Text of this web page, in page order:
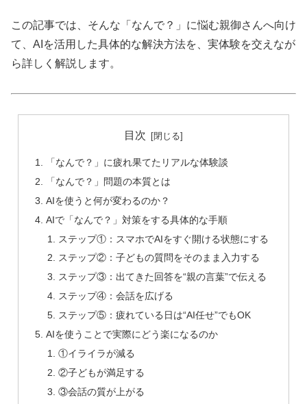
この記事では、そんな「なんで？」に悩む親御さんへ向け
て、AIを活用した具体的な解決方法を、実体験を交えなが
ら詳しく解説します。
目次
「なんで？」に疲れ果てたリアルな体験談
「なんで？」問題の本質とは
AIを使うと何が変わるのか？
AIで「なんで？」対策をする具体的な手順
ステップ①：スマホでAIをすぐ開ける状態にする
ステップ②：子どもの質問をそのまま入力する
ステップ③：出てきた回答を“親の言葉”で伝える
ステップ④：会話を広げる
ステップ⑤：疲れている日は“AI任せ”でもOK
AIを使うことで実際にどう楽になるのか
①イライラが減る
②子どもが満足する
③会話の質が上がる